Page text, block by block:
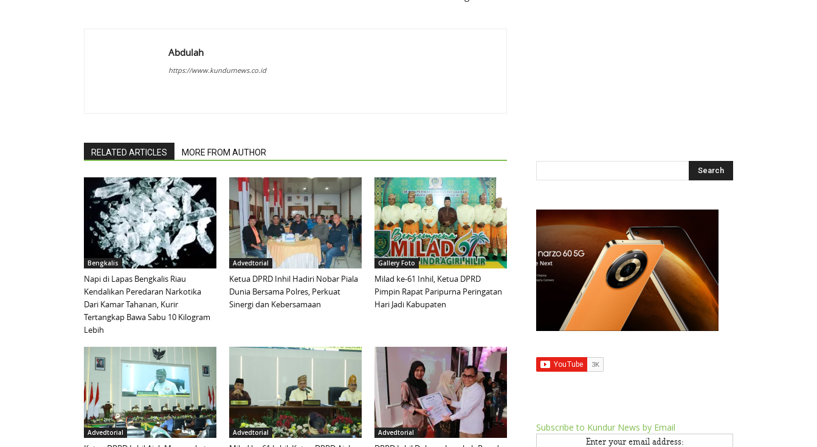
Abdulah
https://www.kundurnews.co.id
RELATED ARTICLES MORE FROM AUTHOR
Bengkalis
Napi di Lapas Bengkalis Riau
Kendalikan Peredaran Narkotika
Dari Kamar Tahanan, Kurir
Tertangkap Bawa Sabu 10 Kilogram
Lebih
Advedtorial
Ketua DPRD Inhil Hadiri Nobar Piala
Dunia Bersama Polres, Perkuat
Sinergi dan Kebersamaan
Gallery Foto
Milad ke-61 Inhil, Ketua DPRD
Pimpin Rapat Paripurna Peringatan
Hari Jadi Kabupaten
Advedtorial Advedtorial Advedtorial Subscribe to Kundur News by Email
Enter your email address: